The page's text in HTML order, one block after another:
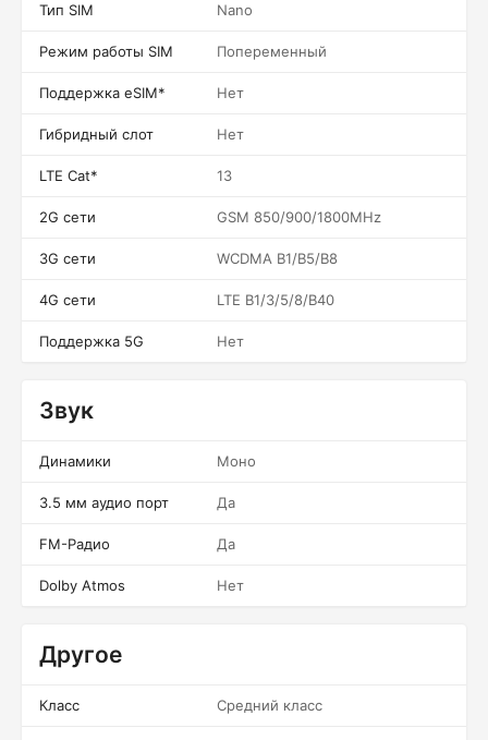
Тип SIM Nano
Режим работы SIM Попеременный
Поддержка eSIM* Нет
Гибридный слот Нет
LTE Cat* 13
2G сети GSM 850/900/1800MHz
3G сети WCDMA B1/B5/B8
4G сети LTE B1/3/5/8/B40
Поддержка 5G Нет
Звук
Динамики Моно
3.5 мм аудио порт Да
FM-Радио Да
Dolby Atmos Нет
Другое
Класс Средний класс